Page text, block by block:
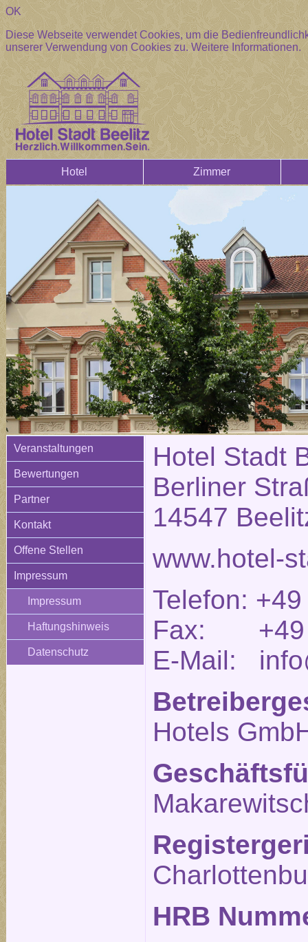
OK
Diese Webseite verwendet Cookies, um die
unserer Verwendung von Cookies zu.Weitere Informationen.
Hotel Zimmer
Veranstaltungen
Bewertungen
Partner
Kontakt
Offene Stellen
Impressum
Impressum
Haftungshinweis
Datenschutz
Hotel Stadt
Berliner
14547
www.hotel-
Telefon:
Fax: +49
E-Mail:
Hotels
HRB